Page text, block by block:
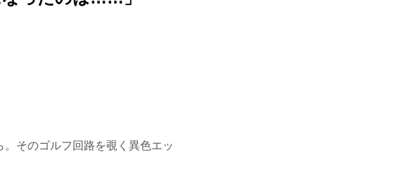
そのゴルフ回路を覗く異色エッ